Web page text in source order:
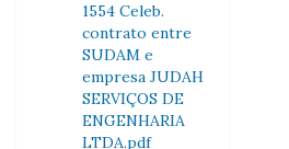
1554 Celeb.
contrato entre
SUDAM e
empresa JUDAH
SERVIÇOS DE
ENGENHARIA
LTDA.pdf